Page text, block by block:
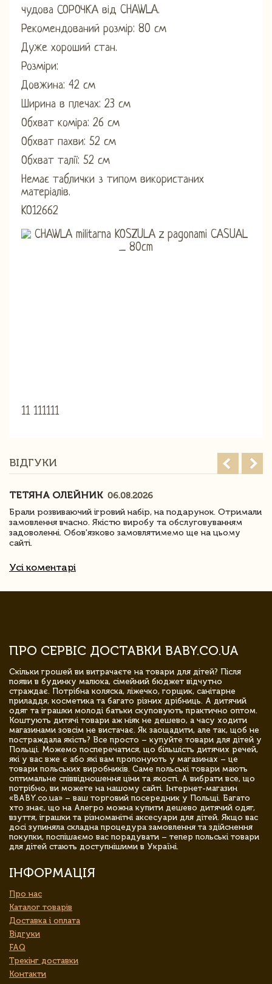
чудова СОРОЧКА від CHAWLA.
Рекомендований розмір: 80 см
Дуже хороший стан.
Розміри:
Довжина: 42 см
Ширина в плечах: 23 см
Обхват коміра: 26 см
Обхват пахви: 52 см
Обхват талії: 52 см
Немає таблички з типом використаних
матеріалів.
KO12662
11 111111
ВІДГУКИ
ТЕТЯНА ОЛЕЙНИК 06.08.2026
Брали розвиваючий ігровий набір, на подарунок. Отримали
замовлення вчасно. Якістю виробу та обслуговуванням
задоволенні. Обов'язково замовлятимемо ще на цьому
сайті.
Усі коментарі
ПРО СЕРВІС ДОСТАВКИ BABY.CO.UA
Скільки грошей ви витрачаєте на товари для дітей? Після
появи в будинку малюка, сімейний бюджет відчутно
страждає. Потрібна коляска, ліжечко, горщик, санітарне
приладдя, косметика та багато різних дрібниць. А дитячий
одяг та іграшки молоді батьки скуповують практично оптом.
Коштують дитячі товари аж ніяк не дешево, а часу ходити
магазинами зовсім не вистачає. Як заощадити, але так, щоб не
постраждала якість? Все просто – купуйте товари для дітей у
Польщі. Можемо посперечатися, що більшість дитячих речей,
які у вас вже є або які вам пропонують у магазинах – це
товари польських виробників. Саме польські товари мають
оптимальне співвідношення ціни та якості. А вибрати все, що
потрібно, ви можете на нашому сайті. Інтернет-магазин
«BABY.co.ua» – ваш торговий посередник у Польщі. Багато
хто знає, що на Алегро можна купити дешево дитячий одяг,
взуття, іграшки та різноманітні аксесуари для дітей. Якщо вас
досі зупиняла складна процедура замовлення та здійснення
покупки, поспішаємо вас порадувати – тепер польські товари
для дітей стають доступнішими в Україні.
ІНФОРМАЦІЯ
Про нас
Каталог товарів
Доставка і оплата
Відгуки
FAQ
Трекінг доставки
Контакти